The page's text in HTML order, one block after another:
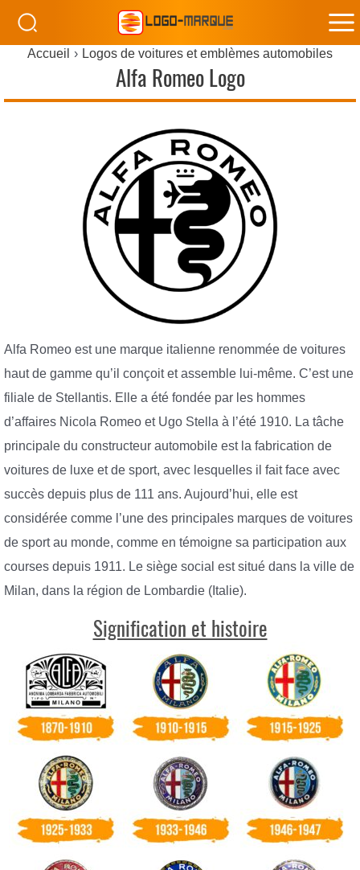
Accueil Logos de voitures et emblèmes automobiles
Alfa Romeo Logo
Alfa Romeo est une marque italienne renommée de voitures
haut de gamme qu’il conçoit et assemble lui-même. C’est une
filiale de Stellantis. Elle a été fondée par les hommes
d’affaires Nicola Romeo et Ugo Stella à l’été 1910. La tâche
principale du constructeur automobile est la fabrication de
voitures de luxe et de sport, avec lesquelles il fait face avec
succès depuis plus de 111 ans. Aujourd’hui, elle est
considérée comme l’une des principales marques de voitures
de sport au monde, comme en témoigne sa participation aux
courses depuis 1911. Le siège social est situé dans la ville de
Milan, dans la région de Lombardie (Italie).
Signification et histoire